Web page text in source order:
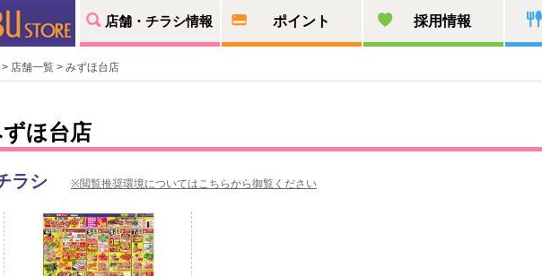
店舗・チラシ情報 ポイント 採用情報
> 店舗一覧 > みずほ台店
ほ台店
ラシ ※閲覧推奨環境についてはこちらから御覧ください